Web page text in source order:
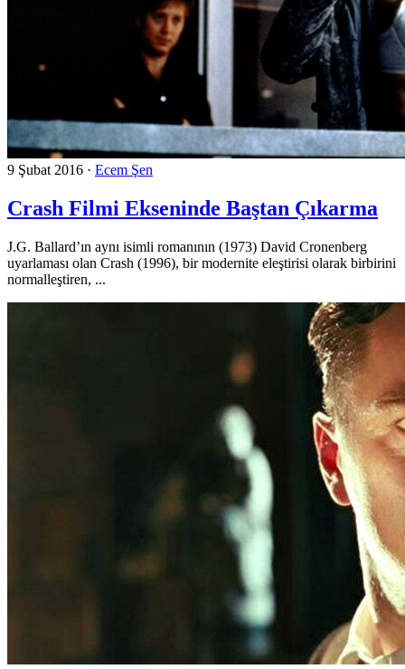
9 Şubat 2016 · Ecem Şen
Crash Filmi Ekseninde Baştan Çıkarma
J.G. Ballard’ın aynı isimli romanının (1973) David Cronenberg
uyarlaması olan Crash (1996), bir modernite eleştirisi olarak birbirini
normalleştiren, ...